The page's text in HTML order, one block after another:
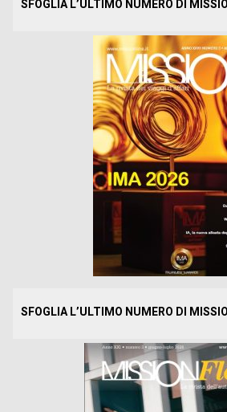
SFOGLIA L’ULTIMO NUMERO DI
SFOGLIA L’ULTIMO NUMERO DI